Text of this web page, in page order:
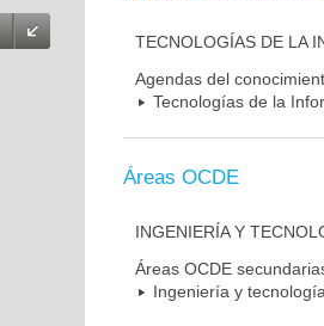
TECNOLOGÍAS DE LA
Agendas del
Tecnologías de la
Áreas OCDE
INGENIERÍA Y
Áreas OCDE
Ingeniería y